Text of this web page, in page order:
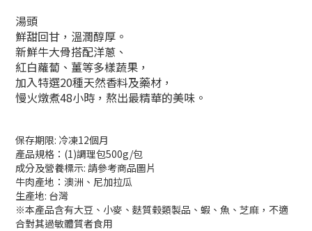
湯頭
鮮甜回甘，溫潤醇厚。
新鮮牛大骨搭配洋蔥、
紅白蘿蔔、薑等多樣蔬果，
加入特選20種天然香料及藥材，
慢火燉煮48小時，熬出最精華的美味。
保存期限: 冷凍12個月
產品規格：(1)調理包500g/包
成分及營養標示: 請參考商品圖片
牛肉產地：澳洲、尼加拉瓜
生產地: 台灣
※本產品含有大豆、小麥、麩質榖類製品、蝦、魚、芝麻，不適
合對其過敏體質者食用